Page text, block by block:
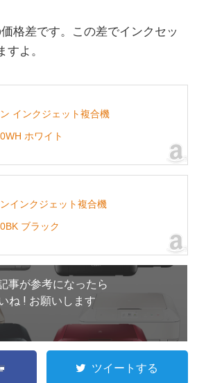
格差です。この差でインクセッ
すよ。
インクジェット複合機
ホワイト
インクジェット複合機
ブラック
事が参考になったら
ね ! お願いします
ツイートする